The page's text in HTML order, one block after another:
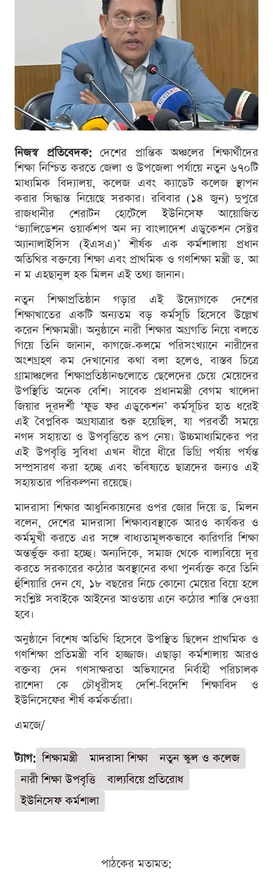
নিজস্ব প্রতিবেদক:দেশের প্রান্তিক অঞ্চলের শিক্ষার্থীদের
শিক্ষা নিশ্চিত করতে জেলা ও উপজেলা পর্যায়ে নতুন ৬৭০টি
মাধ্যমিক বিদ্যালয়, কলেজ এবং ক্যাডেট কলেজ স্থাপন
করার সিদ্ধান্ত নিয়েছে সরকার। রবিবার (১৪ জুন) দুপুরে
রাজধানীর শেরাটন হোটেলে ইউনিসেফ আয়োজিত
‘ভ্যালিডেশন ওয়ার্কশপ অন দ্য বাংলাদেশ এডুকেশন সেক্টর
অ্যানালাইসিস (ইএসএ)’ শীর্ষক এক কর্মশালায় প্রধান
অতিথির বক্তব্যে শিক্ষা এবং প্রাথমিক ও গণশিক্ষা মন্ত্রী ড. আ
ন ম এহছানুল হক মিলন এই তথ্য জানান।
নতুন শিক্ষাপ্রতিষ্ঠান গড়ার এই উদ্যোগকে দেশের
শিক্ষাখাতের একটি অন্যতম বড় কর্মসূচি হিসেবে উল্লেখ
করেন শিক্ষামন্ত্রী। অনুষ্ঠানে নারী শিক্ষার অগ্রগতি নিয়ে বলতে
গিয়ে তিনি জানান, কাগজে-কলমে পরিসংখ্যানে নারীদের
অংশগ্রহণ কম দেখানোর কথা বলা হলেও, বাস্তব চিত্রে
গ্রামাঞ্চলের শিক্ষাপ্রতিষ্ঠানগুলোতে ছেলেদের চেয়ে মেয়েদের
উপস্থিতি অনেক বেশি। সাবেক প্রধানমন্ত্রী বেগম খালেদা
জিয়ার দূরদর্শী ‘ফুড ফর এডুকেশন’ কর্মসূচির হাত ধরেই
এই বৈপ্লবিক অগ্রযাত্রার শুরু হয়েছিল, যা পরবর্তী সময়ে
নগদ সহায়তা ও উপবৃত্তিতে রূপ নেয়। উচ্চমাধ্যমিকের পর
এই উপবৃত্তি সুবিধা এখন ধীরে ধীরে ডিগ্রি পর্যায় পর্যন্ত
সম্প্রসারণ করা হচ্ছে এবং ভবিষ্যতে ছাত্রদের জন্যও এই
সহায়তার পরিকল্পনা রয়েছে।
মাদরাসা শিক্ষার আধুনিকায়নের ওপর জোর দিয়ে ড. মিলন
বলেন, দেশের মাদরাসা শিক্ষাব্যবস্থাকে আরও কার্যকর ও
কর্মমুখী করতে এর সঙ্গে বাধ্যতামূলকভাবে কারিগরি শিক্ষা
অন্তর্ভুক্ত করা হচ্ছে। অন্যদিকে, সমাজ থেকে বাল্যবিয়ে দূর
করতে সরকারের কঠোর অবস্থানের কথা পুনর্ব্যক্ত করে তিনি
হুঁশিয়ারি দেন যে, ১৮ বছরের নিচে কোনো মেয়ের বিয়ে হলে
সংশ্লিষ্ট সবাইকে আইনের আওতায় এনে কঠোর শাস্তি দেওয়া
হবে।
অনুষ্ঠানে বিশেষ অতিথি হিসেবে উপস্থিত ছিলেন প্রাথমিক ও
গণশিক্ষা প্রতিমন্ত্রী ববি হাজ্জাজ। এছাড়া কর্মশালায় আরও
বক্তব্য দেন গণসাক্ষরতা অভিযানের নির্বাহী পরিচালক
রাশেদা কে চৌধূরীসহ দেশি-বিদেশি শিক্ষাবিদ ও
ইউনিসেফের শীর্ষ কর্মকর্তারা।
এমজে/
ট্যাগ: শিক্ষামন্ত্রী মাদরাসা শিক্ষা
নতুন স্কুল ও কলেজ
নারী শিক্ষা উপবৃত্তি
বাল্যবিয়ে প্রতিরোধ
ইউনিসেফ কর্মশালা
পাঠকের মতামত: